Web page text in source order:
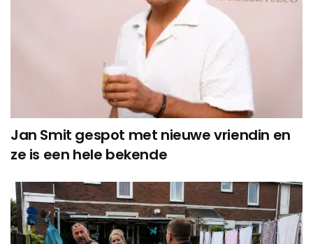
Jan Smit gespot met nieuwe vriendin en
ze is een hele bekende